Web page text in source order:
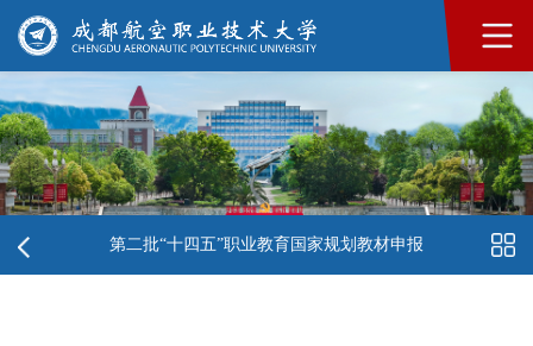
第二批“十四五”职业教育国家规划教材申报